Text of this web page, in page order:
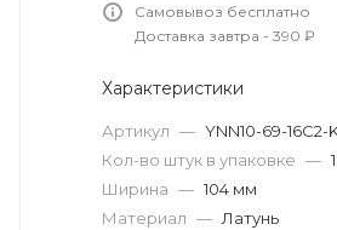
Самовывоз бесплатно
Доставка завтра - 390 ₽
Характеристики
Артикул — YNN10-69-16C2-
Кол-во штук в упаковке — 1
Ширина — 104 мм
Материал — Латунь